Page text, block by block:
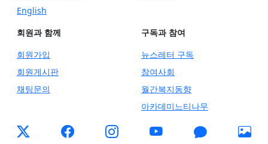
English
회원과 함께
회원가입
회원게시판
채팅문의
구독과 참여
뉴스레터 구독
참여사회
월간복지동향
아카데미느티나무